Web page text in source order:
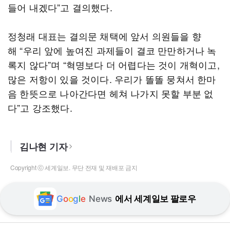
들어 내겠다”고 결의했다.
정청래 대표는 결의문 채택에 앞서 의원들을 향
해 “우리 앞에 높여진 과제들이 결코 만만하거나 녹
록지 않다”며 “혁명보다 더 어렵다는 것이 개혁이고,
많은 저항이 있을 것이다. 우리가 똘똘 뭉쳐서 한마
음 한뜻으로 나아간다면 헤쳐 나가지 못할 부분 없
다”고 강조했다.
김나현 기자
Copyright ⓒ 세계일보. 무단 전재 및 재배포 금지
Google News 에서 세계일보 팔로우